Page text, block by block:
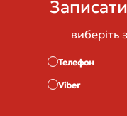
виберіть
Телефон
Viber